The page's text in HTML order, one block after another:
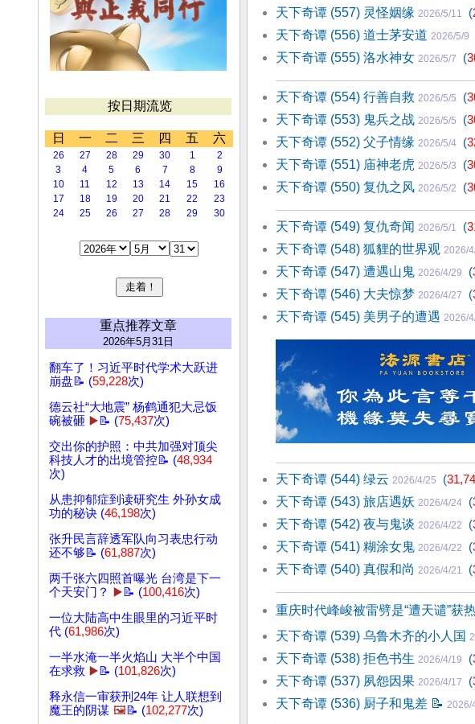
按日期流览
日 一 二 三 四 五 六
26 27 28 29 30 1
2
3
4 5 6 7 8
9
10
11 12 13 14 15
16
17
18 19 20 21 22
23
24
25 26 27 28 29 30
重点推荐文章
2026年5月31日
翻车了！习近平时代学术大跃进
崩盘📝 (59,228次)
德云社“大地震” 杨鹤通犯大忌饭
碗被砸 ▶️📝 (75,437次)
交出你的护照：中共加强对顶尖
科技人才的出境管控📝 (48,934
次)
从患抑郁症到读研究生 外孙女成
功的秘诀 (46,198次)
张升民言辞透军队向习表忠行动
还不够📝 (61,887次)
两千张六四照首曝光 台湾是下一
个天安门？
▶️📝 (100,416次)
一位大陆高中生眼里的习近平时
代 (61,986次)
一半水淹一半火焰山 大半个中国
在求救 ▶️📝 (101,826次)
释永信一审获刑24年 让人联想到
魔王的阴谋 🖼️📝 (102,277次)
天下奇谭 (557) 灵怪姻缘 2026/5/11 (
天下奇谭 (556) 道士茅安道 2026/5/9
天下奇谭 (555) 洛水神女 2026/5/7 (
天下奇谭 (554) 行善自救 2026/5/5 (
天下奇谭 (553) 鬼兵之战 2026/5/5 (
天下奇谭 (552) 父子情缘 2026/5/4 (
天下奇谭 (551) 庙神老虎 2026/5/3 (
天下奇谭 (550) 复仇之风 2026/5/2 (
天下奇谭 (549) 复仇奇闻 2026/5/1 (
天下奇谭 (548) 狐貍的世界观 2026/
天下奇谭 (547) 遭遇山鬼 2026/4/29 (
天下奇谭 (546) 大夫惊梦 2026/4/27 (
天下奇谭 (545) 美男子的遭遇 2026/
天下奇谭 (544) 绿云 2026/4/25 (
天下奇谭 (543) 旅店遇妖 2026/4/24 (
天下奇谭 (542) 夜与鬼谈 2026/4/22 (
天下奇谭 (541) 糊涂女鬼 2026/4/22 (
天下奇谭 (540) 真假和尚 2026/4/21 (
重庆时代峰峻被雷劈是“遭天谴”获
天下奇谭 (539) 乌鲁木齐的小人国
天下奇谭 (538) 拒色书生 2026/4/19 (
天下奇谭 (537) 夙怨因果 2026/4/17 (
天下奇谭 (536) 厨子和鬼差 📝 2026/